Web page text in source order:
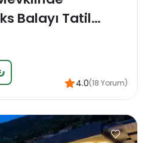
Balayı Tatil
4.0(18 Yorum)